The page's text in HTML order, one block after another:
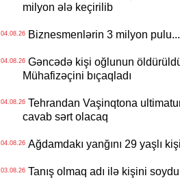
milyon ələ keçirilib
04.08.26Biznesmenlərin 3 milyon
04.08.26Gəncədə kişi oğlunun
Mühafizəçini bıçaqladı
04.08.26Tehrandan Vaşinqtona
cavab sərt olacaq
04.08.26Ağdamdakı yanğını 29 yaşlı
03.08.26Tanış olmaq adı ilə kişini